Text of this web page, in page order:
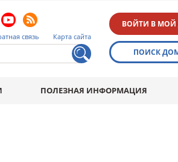
связь Карта сайта
ВОЙТИ В
ПОИСК
ПОЛЕЗНАЯ ИНФОРМАЦИЯ